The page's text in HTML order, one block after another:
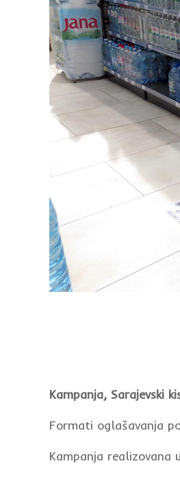
Kampanja, Sarajevski
Formati oglašavanja
Kampanja realizovana